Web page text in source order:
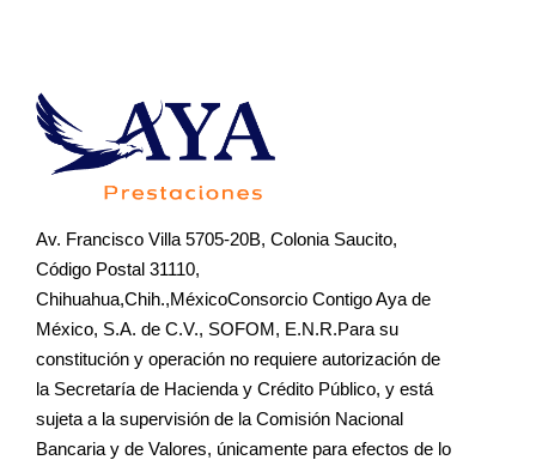
Av. Francisco Villa 5705-20B, Colonia Saucito,
Código Postal 31110,
Chihuahua,Chih.,MéxicoConsorcio Contigo Aya de
México, S.A. de C.V., SOFOM, E.N.R.Para su
constitución y operación no requiere autorización de
la Secretaría de Hacienda y Crédito Público, y está
sujeta a la supervisión de la Comisión Nacional
Bancaria y de Valores, únicamente para efectos de lo